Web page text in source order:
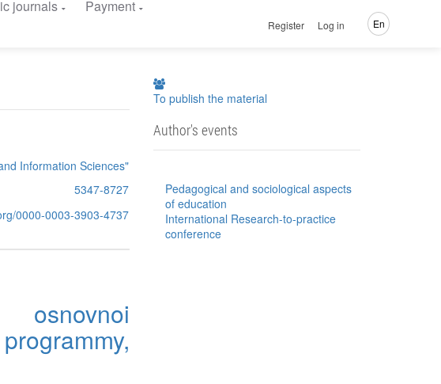
journals
Payment
Register Log in En
Information Sciences"
5347-8727
0000-0003-3903-4737
osnovnoi
To publish the material
Author's events
Pedagogical and sociological aspects
of education
International Research-to-practice
conference